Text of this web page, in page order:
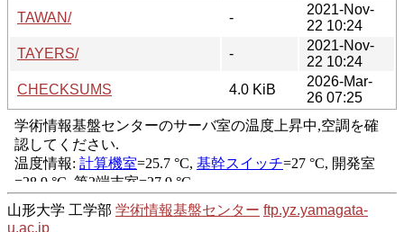
TAWAN/
-
2021-Nov-
22 10:24
TAYERS/
-
2021-Nov-
22 10:24
CHECKSUMS
4.0 KiB
2026-Mar-
26 07:25
山形大学 工学部 学術情報基盤センター ftp.yz.yamagata-
u.ac.jp